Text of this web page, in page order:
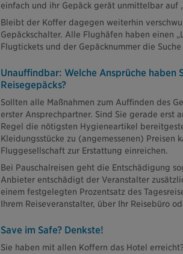
einfach und ihr Gepäck gerät unmittelbar auf
Bleibt der Koffer dagegen weiterhin
Gepäckschalter. Alle Flughäfen haben einen
Flugtickets und der Gepäcknummer die
Unauffindbar: Welche Ansprüche haben
Reisegepäcks?
Sollten alle Maßnahmen zum Auffinden des
erster Ansprechpartner. Sind Sie gerade erst
Regel die nötigsten Hygieneartikel
Kleidungsstücke zu (angemessenen)
Fluggesellschaft zur Erstattung einreichen.
Bei Pauschalreisen geht die Entschädigung
Anbieter entschädigt der Veranstalter
einem festgelegten Prozentsatz des
Ihrem Reiseveranstalter, über Ihr Reisebüro
Save im Safe? Denkste!
Sie haben mit allen Koffern das Hotel